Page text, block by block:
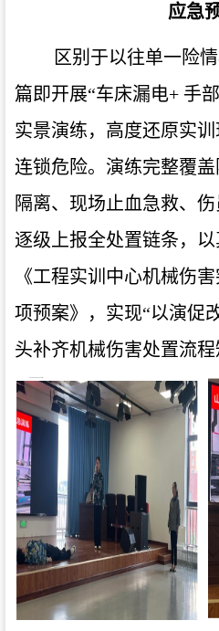
应急
区别于以往单一险
篇即开展“车床漏电+ 手
实景演练，高度还原实
连锁危险。演练完整覆
隔离、现场止血急救、伤
逐级上报全处置链条，
《工程实训中心机械伤
项预案》，实现“以演促
头补齐机械伤害处置流程